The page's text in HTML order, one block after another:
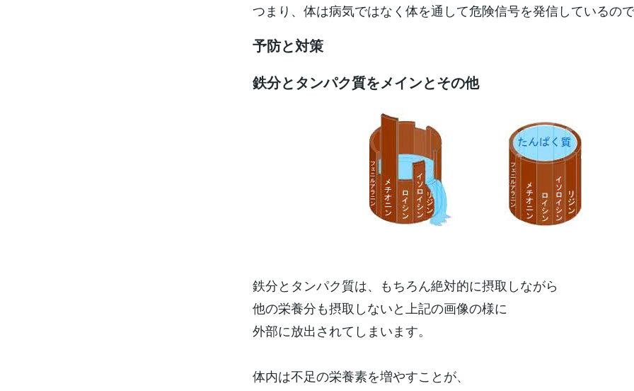
つまり、体は病気ではなく体を通して危険信号を発信しているの
予防と対策
鉄分とタンパク質をメインとその他
鉄分とタンパク質は、もちろん絶対的に摂取しながら
他の栄養分も摂取しないと上記の画像の様に
外部に放出されてしまいます。
体内は不足の栄養素を増やすことが、